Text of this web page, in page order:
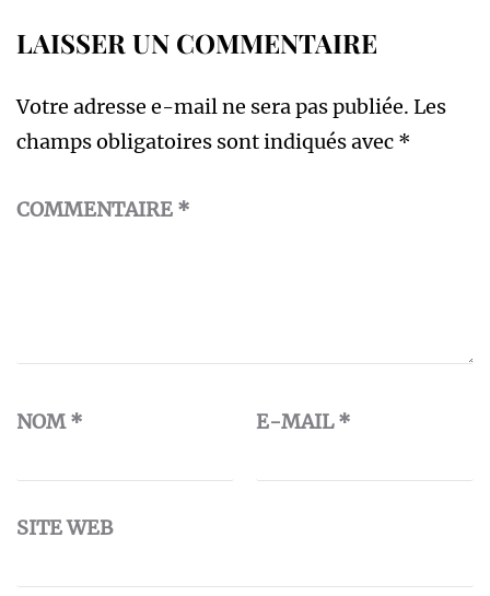
LAISSER UN COMMENTAIRE
Votre adresse e-mail ne sera pas publiée. Les
champs obligatoires sont indiqués avec *
COMMENTAIRE *
NOM* E-MAIL*
SITE WEB